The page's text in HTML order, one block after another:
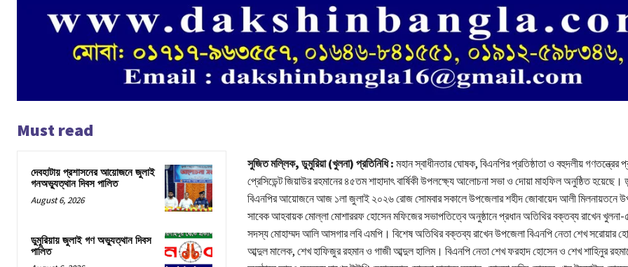
Must read
দেবহাটায় প্রশাসনের আয়োজনে জুলাই
গনঅভ্যুত্থান দিবস পালিত
August 6, 2026
ডুমুরিয়ায় জুলাই গণ অভ্যুত্থান দিবস
পালিত
সুজিত মল্লিক, ডুমুরিয়া (খুলনা) প্রতিনিধি : মহান স্বাধীনতার ঘোষক, বিএনপির প্রতিষ্ঠাতা ও বহুদলীয় গণতন্ত্রের
প্রেসিডেন্ট জিয়াউর রহমানের ৪৫তম শাহাদাৎ বার্ষিকী উপলক্ষ্যে আলোচনা সভা ও দোয়া মাহফিল অনুষ্ঠিত হয়েছে।
বিএনপির আয়োজনে আজ ১লা জুলাই ২০২৬ রোজ সোমবার সকালে উপজেলার শহীদ জোবায়েদ আলী মিলনায়তনে
সাবেক আহবায়ক মোল্লা মোশাররফ হোসেন মফিজের সভাপতিত্বে অনুষ্ঠানে প্রধান অতিথির বক্তব্য রাখেন
সদস্য মোহাম্মদ আলি আসগার লবি এমপি। বিশেষ অতিথির বক্তব্য রাখেন উপজেলা বিএনপি নেতা শেখ সরোয়ার
আব্দুল মালেক, শেখ হাফিজুর রহমান ও গাজী আব্দুল হালিম। বিএনপি নেতা শেখ ফরহাদ হোসেন ও শেখ শাহিনুর